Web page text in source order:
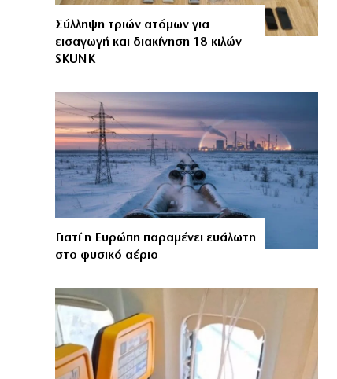
Σύλληψη τριών ατόμων για
εισαγωγή και διακίνηση 18 κιλών
SKUNK
Γιατί η Ευρώπη παραμένει ευάλωτη
στο φυσικό αέριο